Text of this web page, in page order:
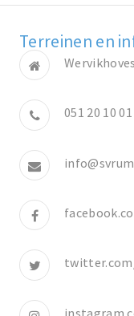
Terreinen en
051 20 10 01